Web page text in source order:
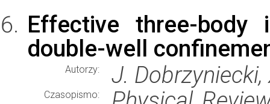
Effective three-
double-well
Autorzy: J. Dobrzyniecki,
Czasopismo: